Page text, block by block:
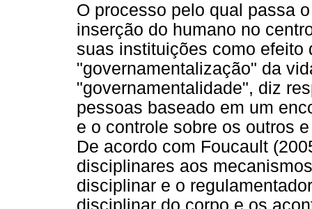
O processo pelo qual passa
inserção do humano no
suas instituições como efeito
"governamentalização" da
"governamentalidade", diz
pessoas baseado em um
e o controle sobre os outros
De acordo com Foucault
disciplinares aos
disciplinar e o